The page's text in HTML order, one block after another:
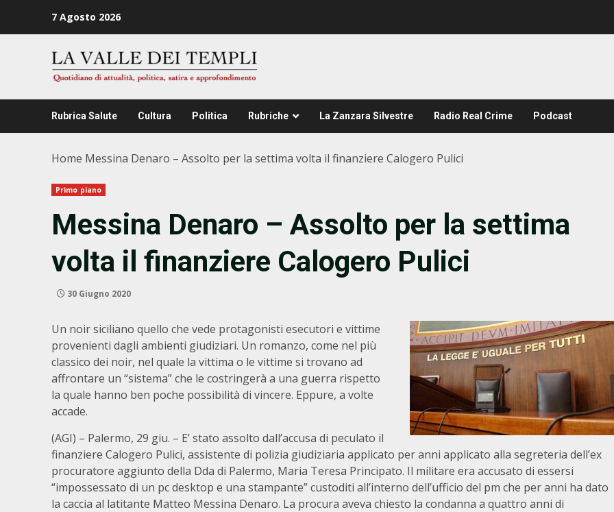
7 Agosto 2026
Rubrica Salute Cultura Politica Rubriche La Zanzara Silvestre Radio Real Crime Podcast
Home Messina Denaro – Assolto per la settima volta il finanziere Calogero Pulici
Primo piano
Messina Denaro – Assolto per la settima
volta il finanziere Calogero Pulici
30 Giugno 2020
Un noir siciliano quello che vede protagonisti esecutori e vittime
provenienti dagli ambienti giudiziari. Un romanzo, come nel più
classico dei noir, nel quale la vittima o le vittime si trovano ad
affrontare un “sistema” che le costringerà a una guerra rispetto
la quale hanno ben poche possibilità di vincere. Eppure, a volte
accade.
(AGI) – Palermo, 29 giu. – E’ stato assolto dall’accusa di peculato il
finanziere Calogero Pulici, assistente di polizia giudiziaria applicato per anni applicato alla segreteria dell’ex
procuratore aggiunto della Dda di Palermo, Maria Teresa Principato. Il militare era accusato di essersi
“impossessato di un pc desktop e una stampante” custoditi all’interno dell’ufficio del pm che per anni ha dato
la caccia al latitante Matteo Messina Denaro. La procura aveva chiesto la condanna a quattro anni di